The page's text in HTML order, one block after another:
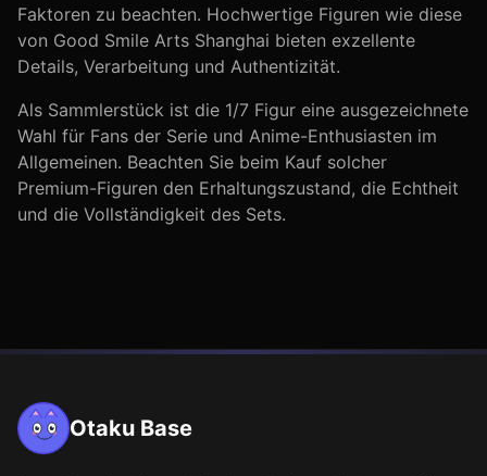
Faktoren zu beachten. Hochwertige Figuren wie diese
von Good Smile Arts Shanghai bieten exzellente
Details, Verarbeitung und Authentizität.
Als Sammlerstück ist die 1/7 Figur eine ausgezeichnete
Wahl für Fans der Serie und Anime-Enthusiasten im
Allgemeinen. Beachten Sie beim Kauf solcher
Premium-Figuren den Erhaltungszustand, die Echtheit
und die Vollständigkeit des Sets.
Otaku Base